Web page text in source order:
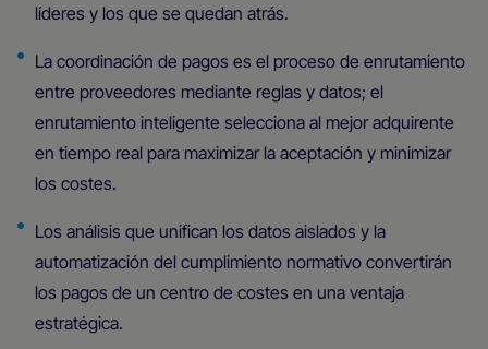
líderes y los que se quedan atrás.
La coordinación de pagos es el proceso de enrutamiento
entre proveedores mediante reglas y datos; el
enrutamiento inteligente selecciona al mejor adquirente
en tiempo real para maximizar la aceptación y minimizar
los costes.
Los análisis que unifican los datos aislados y la
automatización del cumplimiento normativo convertirán
los pagos de un centro de costes en una ventaja
estratégica.